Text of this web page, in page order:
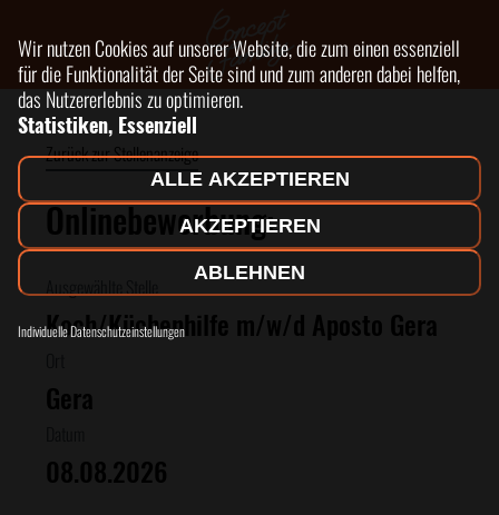
Zurück zur Stellenanzeige
Onlinebewerbung:
Ausgewählte Stelle
Koch/Küchenhilfe m/w/d Aposto Gera
Gera
08.08.2026
Wir nutzen Cookies auf unserer Website, die zum einen essenziell
für die Funktionalität der Seite sind und zum anderen dabei helfen,
das Nutzererlebnis zu optimieren.
Statistiken, Essenziell
Individuelle Datenschutzeinstellungen
ABLEHNEN
ALLE AKZEPTIEREN
AKZEPTIEREN